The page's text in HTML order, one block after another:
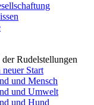
Rudelstellungen
neuer Start
und Mensch
und Umwelt
und Hund